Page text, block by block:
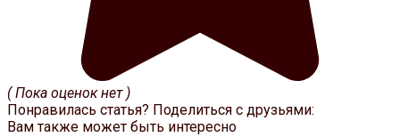
( Пока оценок нет )
Понравилась статья? Поделиться с друзьями:
Вам также может быть интересно